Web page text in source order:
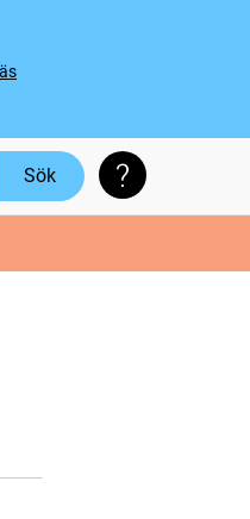
Sök Söktips